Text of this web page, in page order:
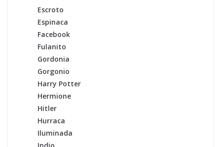
Escroto
Espinaca
Facebook
Fulanito
Gordonia
Gorgonio
Harry Potter
Hermione
Hitler
Hurraca
Iluminada